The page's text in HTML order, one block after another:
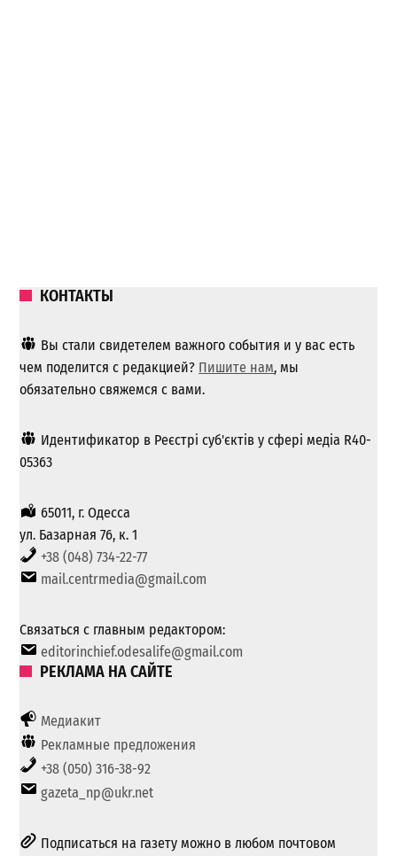
КОНТАКТЫ
Вы стали свидетелем важного события и у вас есть
чем поделится с редакцией? Пишите нам, мы
обязательно свяжемся с вами.
Идентификатор в Реєстрі суб'єктів у сфері медіа R40-
05363
65011, г. Одесса
ул. Базарная 76, к. 1
+38 (048) 734-22-77
mail.centrmedia@gmail.com
Связаться с главным редактором:
editorinchief.odesalife@gmail.com
РЕКЛАМА НА САЙТЕ
Медиакит
Рекламные предложения
+38 (050) 316-38-92
gazeta_np@ukr.net
Подписаться на газету можно в любом почтовом